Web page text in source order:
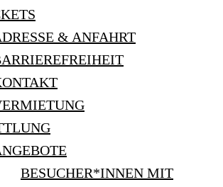
& ANFAHRT
BESUCHER*INNEN MIT